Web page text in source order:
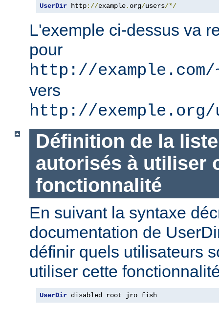
UserDir http://example. org/users/*/
L'exemple ci-dessus va
pour
http://example.com/
vers
http://exemple.org/
Définition de la
autorisés à utiliser
fonctionnalité
En suivant la syntaxe
documentation de
définir quels utilisateurs
utiliser cette
UserDir disabled root jro fish